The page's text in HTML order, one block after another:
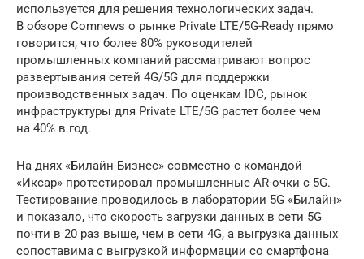
используется для решения технологических задач.
В обзоре Comnews о рынке Private LTE/5G-Ready прямо
говорится, что более 80% руководителей
промышленных компаний рассматривают вопрос
развертывания сетей 4G/5G для поддержки
производственных задач. По оценкам IDC, рынок
инфраструктуры для Private LTE/5G растет более чем
на 40% в год.
На днях «Билайн Бизнес» совместно с командой
«Иксар» протестировал промышленные AR-очки c 5G.
Тестирование проводилось в лаборатории 5G «Билайн»
и показало, что скорость загрузки данных в сети 5G
почти в 20 раз выше, чем в сети 4G, а выгрузка данных
сопоставима с выгрузкой информации со смартфона